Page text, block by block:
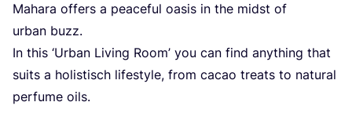
Maha­ra offers a pea­ce­ful oasis in the midst of
urban buzz.
In this ‘Urban Living Room’ you can find anything that
suits a holis­tisch lifesty­le, from cacao treats to natu­ral
per­fu­me oils.